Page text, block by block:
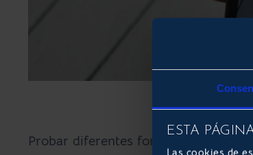
ESTA
Las cookies de
Probar diferentes formatos